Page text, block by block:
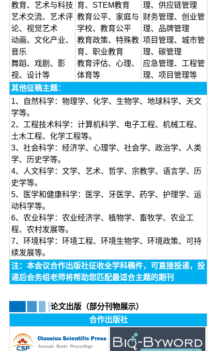
教育、艺术与科技
艺术交流、艺术评
论、视觉艺术
动画、文化产业、
音乐
舞蹈、戏剧、影
视、设计等
育、STEM教育
教育公平、家庭与
学校、教育公平
教育政策、特殊教
育、职业教育
教育评估、心理、
体育等
理、供应链管理
财务管理、创业管
理、品牌管理
项目管理、城市管
理、碳管理
应急管理、工程管
理、项目管理等
其他征稿主题：
1、自然科学：物理学、化学、生物学、地球科学、天文
学等。
2、工程技术科学：计算机科学、电子工程、机械工程、
土木工程、化学工程等。
3、社会科学：经济学、心理学、社会学、政治学、人类
学、历史学等。
4、人文科学：文学、艺术、哲学、宗教学、语言学、历
史学等。
5、医学和健康科学：医学、牙医学、药学、护理学、运
动科学等。
6、农业科学：农业经济学、植物学、畜牧学、农业工
程、农村发展等。
7、环境科学：环境工程、环境生物学、环境政策、可持
续发展等。
注：本会议合作出版社征收全学科稿件，可直接投递，投
递后会务组老师将帮助您匹配最适合主题的期刊
论文出版（部分刊物展示）
合作出版社